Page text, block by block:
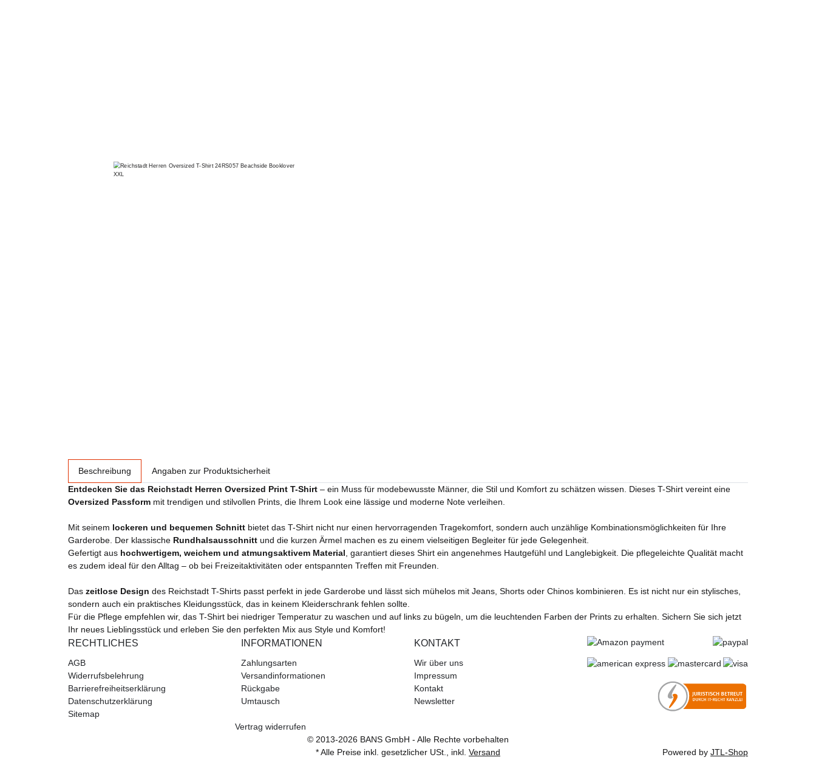
Beschreibung
Angaben zur Produktsicherheit
Entdecken Sie das Reichstadt Herren Oversized Print T-Shirt – ein Muss für modebewusste Männer, die Stil und Komfort zu schätzen wissen. Dieses T-Shirt vereint eine
Oversized Passform mit trendigen und stilvollen Prints, die Ihrem Look eine lässige und moderne Note verleihen.
Mit seinem lockeren und bequemen Schnitt bietet das T-Shirt nicht nur einen hervorragenden Tragekomfort, sondern auch unzählige Kombinationsmöglichkeiten für Ihre
Garderobe. Der klassische Rundhalsausschnitt und die kurzen Ärmel machen es zu einem vielseitigen Begleiter für jede Gelegenheit.
Gefertigt aus hochwertigem, weichem und atmungsaktivem Material , garantiert dieses Shirt ein angenehmes Hautgefühl und Langlebigkeit. Die pflegeleichte Qualität macht
es zudem ideal für den Alltag – ob bei Freizeitaktivitäten oder entspannten Treffen mit Freunden.
Das zeitlose Design des Reichstadt T-Shirts passt perfekt in jede Garderobe und lässt sich mühelos mit Jeans, Shorts oder Chinos kombinieren. Es ist nicht nur ein stylisches,
sondern auch ein praktisches Kleidungsstück, das in keinem Kleiderschrank fehlen sollte.
Für die Pflege empfehlen wir, das T-Shirt bei niedriger Temperatur zu waschen und auf links zu bügeln, um die leuchtenden Farben der Prints zu erhalten. Sichern Sie sich jetzt
Ihr neues Lieblingsstück und erleben Sie den perfekten Mix aus Style und Komfort!
RECHTLICHES
AGB
Widerrufsbelehrung
Barrierefreiheitserklärung
Datenschutzerklärung
Sitemap
INFORMATIONEN
Zahlungsarten
Versandinformationen
Rückgabe
Umtausch
KONTAKT
Wir über uns
Impressum
Kontakt
Newsletter
Vertrag widerrufen
© 2013-2026 BANS GmbH - Alle Rechte vorbehalten
* Alle Preise inkl. gesetzlicher USt., inkl. Versand Powered by JTL-Shop